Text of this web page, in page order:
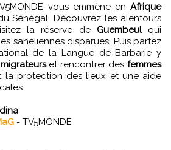
vous emmène en Afrique
Sénégal. Découvrez les alentours
la réserve de Guembeulqui
sahéliennes disparues. Puis partez
de la Langue de Barbarie y
et rencontrer desfemmes
la protection des lieux et une aide
- TV5MONDE